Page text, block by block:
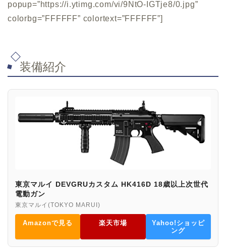
popup=”https://i.ytimg.com/vi/9NtO-IGTje8/0.jpg”
colorbg=”FFFFFF” colortext=”FFFFFF”]
装備紹介
東京マルイ DEVGRUカスタム HK416D 18歳以上次世代
電動ガン
東京マルイ(TOKYO MARUI)
Amazonで見る 楽天市場
Yahoo!ショッピ
ング